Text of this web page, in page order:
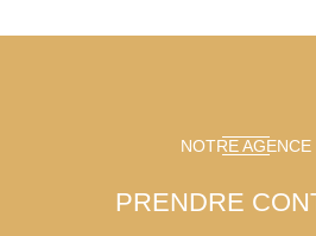
NOTRE AGENCE
PRENDRE